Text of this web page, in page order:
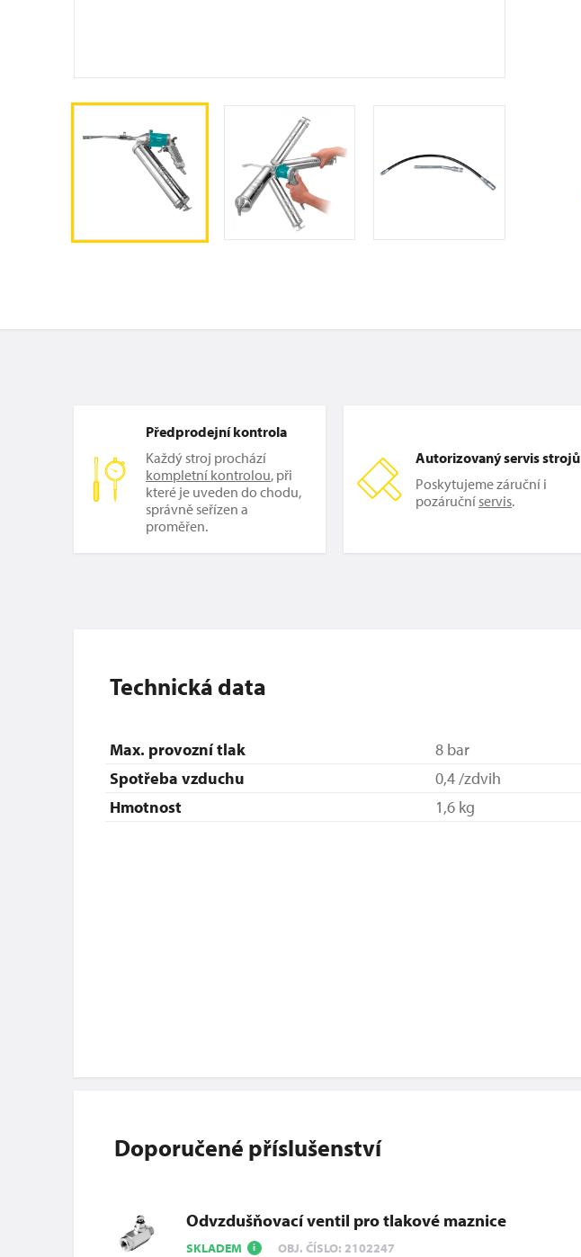
Předprodejní kontrola
Každý stroj prochází
kompletní kontrolou, při
které je uveden do chodu,
správně seřízen a
proměřen.
Autorizovaný servis strojů
Poskytujeme záruční i
pozáruční servis.
Technická data
Max. provozní tlak
8 bar
Spotřeba vzduchu
0,4 /zdvih
Hmotnost
1,6 kg
Doporučené příslušenství
Odvzdušňovací ventil pro tlakové maznice
SKLADEM i OBJ. ČÍSLO: 2102247